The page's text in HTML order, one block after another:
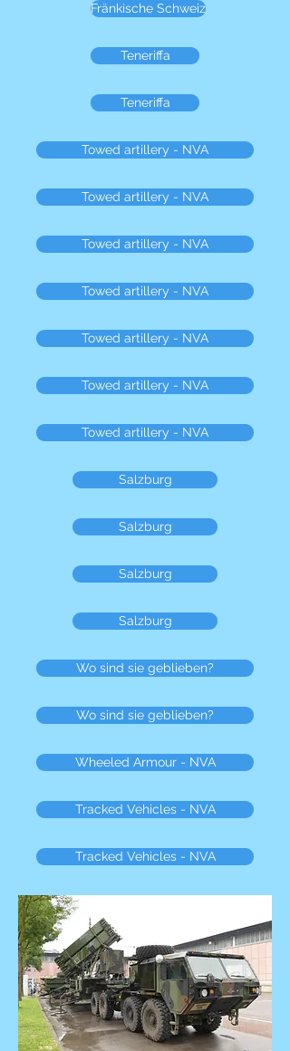
Fränkische Schweiz
Teneriffa
Teneriffa
Towed artillery - NVA
Towed artillery - NVA
Towed artillery - NVA
Towed artillery - NVA
Towed artillery - NVA
Towed artillery - NVA
Towed artillery - NVA
Salzburg
Salzburg
Salzburg
Salzburg
Wo sind sie geblieben?
Wo sind sie geblieben?
Wheeled Armour - NVA
Tracked Vehicles - NVA
Tracked Vehicles - NVA